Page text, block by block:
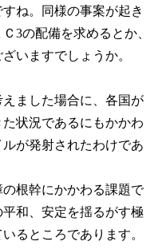
ね。同様の事案が起き
3の配備を求めるとか、
いますでしょうか。
ました場合に、各国が
状況であるにもかかわ
が発射されたわけであ
根幹にかかわる課題で
和、安定を揺るがす極
るところであります。